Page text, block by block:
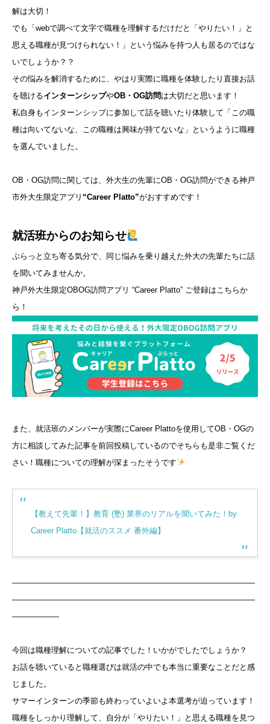
解は大切！
でも「webで調べて文字で職種を理解するだけだと「やりたい！」と
思える職種が見つけられない！」という悩みを持つ人も居るのではな
いでしょうか？？
その悩みを解消するために、やはり実際に職種を体験したり直接お話
を聴けるインターンシップやOB・OG訪問は大切だと思います！
私自身もインターンシップに参加して話を聴いたり体験して「この職
種は向いてないな、この職種は興味が持てないな」というように職種
を選んでいました。
OB・OG訪問に関しては、外大生の先輩にOB・OG訪問ができる神戸
市外大生限定アプリ “Career Platto”がおすすめです！
就活班からのお知らせ
ぷらっと立ち寄る気分で、同じ悩みを乗り越えた外大の先輩たちに話
を聞いてみませんか。
神戸外大生限定OBOG訪問アプリ “Career Platto” ご登録はこちらか
ら！
また、就活班のメンバーが実際にCareer Plattoを使用してOB・OGの
方に相談してみた記事を前回投稿しているのでそちらも是非ご覧くだ
さい！職種についての理解が深まったそうです
【教えて先輩！】教育 (塾) 業界のリアルを聞いてみた！by
Career Platto【就活のススメ 番外編】
―――――――――――――――――――――――――――――――
―――――――――――――――――――――――――――――――
――――――
今回は職種理解についての記事でした！いかがでしたでしょうか？
お話を聴いていると職種選びは就活の中でも本当に重要なことだと感
じました。
サマーインターンの季節も終わっていよいよ本選考が迫っています！
職種をしっかり理解して、自分が「やりたい！」と思える職種を見つ